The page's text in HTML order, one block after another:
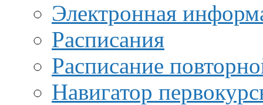
Электронная
Расписания
Расписание
Навигатор